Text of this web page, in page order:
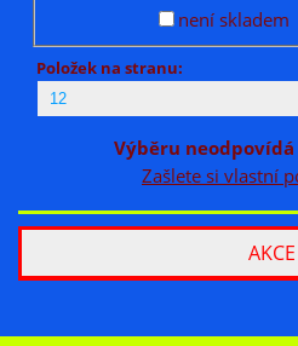
není skladem
Položek na stranu:
Výběru neodpovídá
Zašlete si vlastní
AKCE